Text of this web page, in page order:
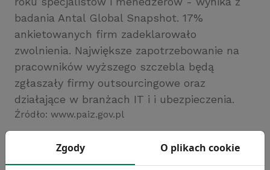
badania Antal Global Snapshot. 17%
ankietowanych firm zadeklarowało
zwolnienia. Największe zapotrzebowanie na
pracowników wyższego szczebla będą
zgłaszały firmy outsourcingowe oraz
działające w branżach IT i i ubezpieczenia.
Źródło: www.paiz.gov.pl
Zobacz więcej wiadomości
Zgody O plikach cookie